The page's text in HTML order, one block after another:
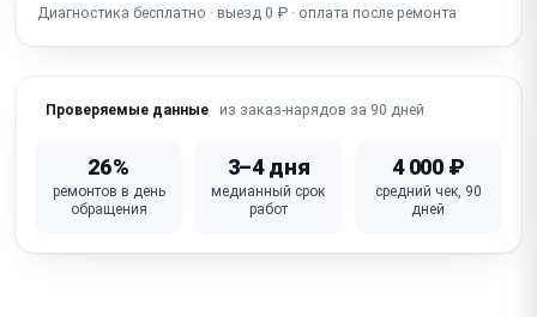
датчик)
Холодильник не выключается / работает постоянно
(термостат)
Запах / неприятный запах в холодильнике (засор,
Диагностика бесплатно · выезд 0 ₽ · оплата после ремонта
Проверяемые данные из заказ-нарядов за 90 дней
26%
ремонтов в день
обращения
3–4 дня
медианный срок
работ
4 000 ₽
средний чек, 90
дней